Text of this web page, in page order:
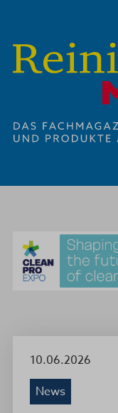
10.06.2026
News